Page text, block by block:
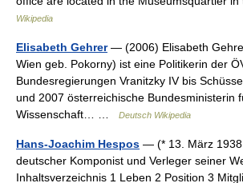
Wikipedia
Elisabeth Gehrer— (2006) Elisabeth
Wien geb. Pokorny) ist eine Politikerin der
Bundesregierungen Vranitzky IV bis
und 2007 österreichische Bundesministerin
Wissenschaft… …
Deutsch Wikipedia
Hans-Joachim Hespos — (* 13. März
deutscher Komponist und Verleger seiner
Inhaltsverzeichnis 1 Leben 2 Position 3